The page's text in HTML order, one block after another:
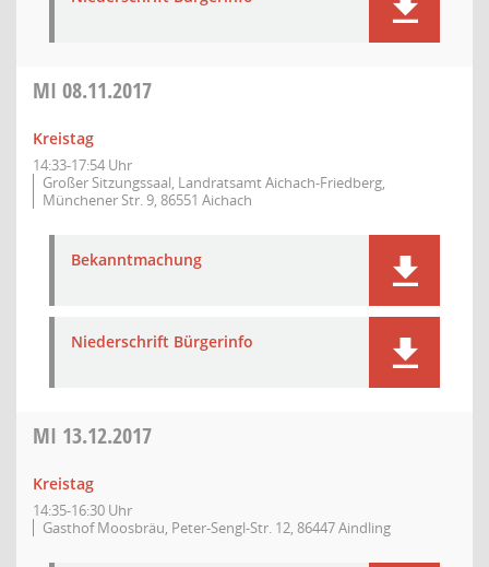
MI 08.11.2017
Kreistag
14:33-17:54 Uhr
Großer Sitzungssaal, Landratsamt Aichach-Friedberg,
Münchener Str. 9, 86551 Aichach
Bekanntmachung
Niederschrift Bürgerinfo
MI 13.12.2017
Kreistag
14:35-16:30 Uhr
Gasthof Moosbräu, Peter-Sengl-Str. 12, 86447 Aindling